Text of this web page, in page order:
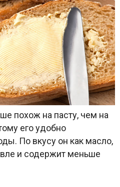
похож на пасту, чем на
его удобно
По вкусу он как масло,
и содержит меньше